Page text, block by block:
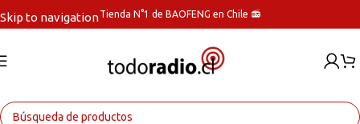
Skip to navigationTienda N°1 de BAOFENG en Chile 📻